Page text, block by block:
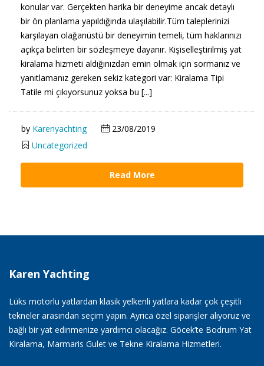
konular var. Gerçekten harika bir deneyime ancak detaylı
bir ön planlama yapıldığında ulaşılabilir.Tüm taleplerinizi
karşılayan olağanüstü bir deneyimin temeli, tüm haklarınızı
açıkça belirten bir sözleşmeye dayanır. Kişiselleştirilmiş yat
kiralama hizmeti aldığınızdan emin olmak için sormanız ve
yanıtlamanız gereken sekiz kategori var: Kiralama Tipi
Tatile mi çıkıyorsunuz yoksa bu [...]
by Karenyachting
23/08/2019
Uncategorized
Read More
Karen Yachting
Lüks motorlu yatlardan klasik yelkenli yatlara kadar çok çeşitli
tekneler arasından seçim yapın. Ayrıca özel siparişler alıyoruz ve
bağlı bir yat edinmenize yardımcı olacağız. Göcek’te Bodrum Yat
Kiralama, Marmaris Gulet ve Tekne Kiralama Hizmetleri.